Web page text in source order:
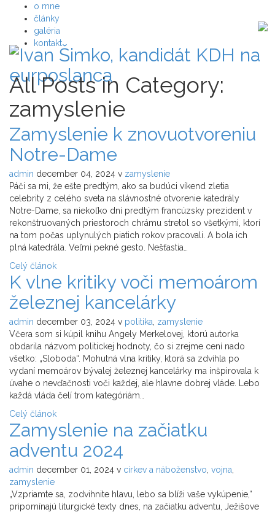
o mne
články
galéria
kontakt
All Posts in Category:
zamyslenie
Zamyslenie k znovuotvoreniu
Notre-Dame
admin december 04, 2024 v zamyslenie
Páči sa mi, že ešte predtým, ako sa budúci víkend zletia
celebrity z celého sveta na slávnostné otvorenie katedrály
Notre-Dame, sa niekoľko dní predtým francúzsky prezident v
rekonštruovaných priestoroch chrámu stretol so všetkými, ktorí
na tom počas uplynulých piatich rokov pracovali. A bola ich
plná katedrála. Veľmi pekné gesto. Nešťastia…
Celý článok
K vlne kritiky voči memoárom
železnej kancelárky
admin december 03, 2024 v politika zamyslenie
Včera som si kúpil knihu Angely Merkelovej, ktorú autorka
obdarila názvom politickej hodnoty, čo si zrejme cení nado
všetko: „Sloboda“. Mohutná vlna kritiky, ktorá sa zdvihla po
vydaní memoárov bývalej železnej kancelárky ma inšpirovala k
úvahe o nevďačnosti voči každej, ale hlavne dobrej vláde. Lebo
každá vláda čelí trom kategóriám…
Celý článok
Zamyslenie na začiatku
adventu 2024
admin december 01, 2024 v cirkev a náboženstvo vojna
zamyslenie
„Vzpriamte sa, zodvihnite hlavu, lebo sa blíži vaše vykúpenie,“
pripomínajú liturgické texty dnes, na začiatku adventu, Ježišove